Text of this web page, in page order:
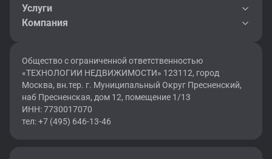
Услуги
Компания
Общество с ограниченной ответственностью
«ТЕХНОЛОГИИ НЕДВИЖИМОСТИ» 123112, город
Москва, вн.тер. г. Муниципальный Округ Пресненский,
наб Пресненская, дом 12, помещение 1/13
ИНН: 7730017070
тел: +7 (495) 646-13-46